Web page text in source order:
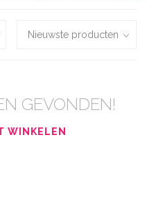
GEVONDEN!
WINKELEN